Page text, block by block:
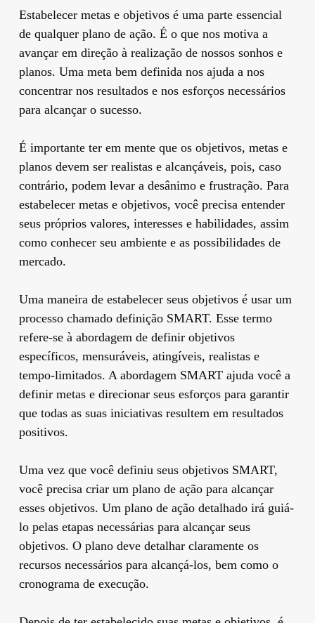
Estabelecer metas e objetivos é uma parte essencial
de qualquer plano de ação. É o que nos motiva a
avançar em direção à realização de nossos sonhos e
planos. Uma meta bem definida nos ajuda a nos
concentrar nos resultados e nos esforços necessários
para alcançar o sucesso.
É importante ter em mente que os objetivos, metas e
planos devem ser realistas e alcançáveis, pois, caso
contrário, podem levar a desânimo e frustração. Para
estabelecer metas e objetivos, você precisa entender
seus próprios valores, interesses e habilidades, assim
como conhecer seu ambiente e as possibilidades de
mercado.
Uma maneira de estabelecer seus objetivos é usar um
processo chamado definição SMART. Esse termo
refere-se à abordagem de definir objetivos
específicos, mensuráveis, atingíveis, realistas e
tempo-limitados. A abordagem SMART ajuda você a
definir metas e direcionar seus esforços para garantir
que todas as suas iniciativas resultem em resultados
positivos.
Uma vez que você definiu seus objetivos SMART,
você precisa criar um plano de ação para alcançar
esses objetivos. Um plano de ação detalhado irá guiá-
lo pelas etapas necessárias para alcançar seus
objetivos. O plano deve detalhar claramente os
recursos necessários para alcançá-los, bem como o
cronograma de execução.